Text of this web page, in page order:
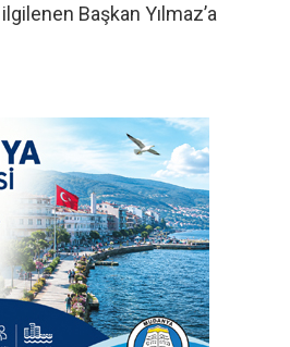
Başkan Yılmaz’a